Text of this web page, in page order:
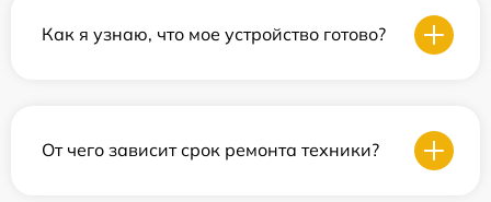
Как я узнаю, что мое устройство готово?
От чего зависит срок ремонта техники?